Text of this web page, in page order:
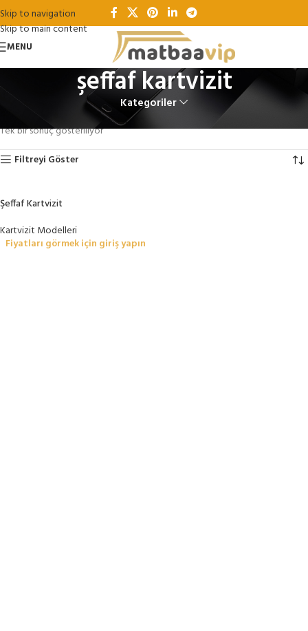
Skip to navigation
Skip to main content
MENU
şeffaf kartvizit
Kategoriler
Ürünler “şeffaf kartvizit” olarak etiketlendi
Tek bir sonuç gösteriliyor
Filtreyi Göster
Şeffaf Kartvizit
Kartvizit Modelleri
Fiyatları görmek için giriş yapın